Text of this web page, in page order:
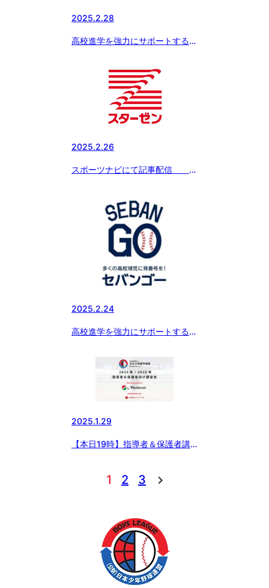
2025.2.28
高校進学を強力にサポートする新
ゴー）に日本体育大学柏高等学校
野球部が新たに参加!!
2025.2.26
スポーツナビにて記事配信
冠スポンサー、スターゼン株式会
社・横田社長が 『ドナルド・マ
クドナルド・ハウス』を訪問。
読売ジャイアンツ・丸選手と対
2025.2.24
高校進学を強力にサポートする新
ゴー）に作新学院高 女子硬式野
球部、京都外大西高 女子硬式野
球部、つくば国際高 硬式野球部
2025.1.29
【本日19時】指導者＆保護者講
1 2 3